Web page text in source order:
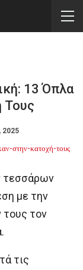
13 Όπλα
Τους
2025
τεσσάρων
με την
τον
τις